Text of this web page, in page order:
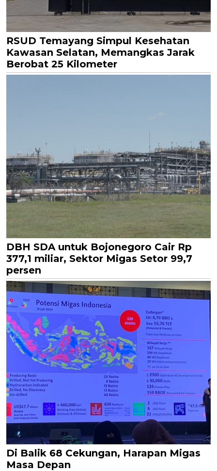
RSUD Temayang Simpul Kesehatan
Kawasan Selatan, Memangkas Jarak
Berobat 25 Kilometer
DBH SDA untuk Bojonegoro Cair Rp
377,1 miliar, Sektor Migas Setor 99,7
persen
Di Balik 68 Cekungan, Harapan Migas
Masa Depan